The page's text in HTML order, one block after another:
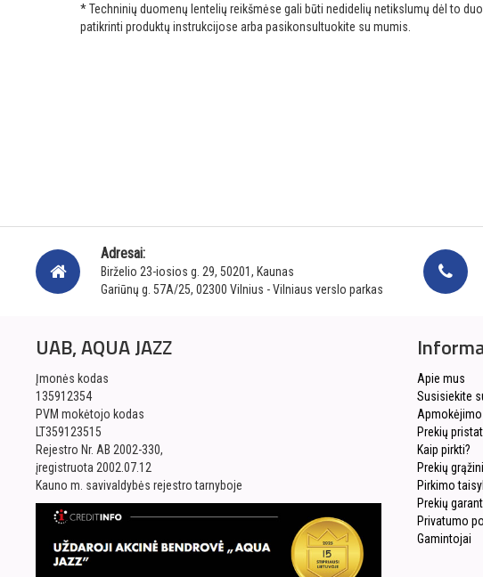
* Techninių duomenų lentelių reikšmėse gali būti nedidelių netikslumų dėl to
patikrinti produktų instrukcijose arba pasikonsultuokite su mumis.
Adresai:
Birželio 23-iosios g. 29, 50201, Kaunas
Gariūnų g. 57A/25, 02300 Vilnius - Vilniaus verslo parkas
UAB, AQUA JAZZ
Įmonės kodas
135912354
PVM mokėtojo kodas
LT359123515
Rejestro Nr. AB 2002-330,
įregistruota 2002.07.12
Kauno m. savivaldybės rejestro tarnyboje
Apie mus
Susisiekite
Prekių
Kaip pirkti?
Prekių
Pirkimo
Prekių
Privatumo
Gamintojai